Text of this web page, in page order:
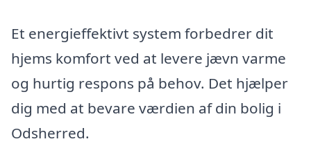
Et energieffektivt system forbedrer dit
hjems komfort ved at levere jævn varme
og hurtig respons på behov. Det hjælper
dig med at bevare værdien af din bolig i
Odsherred.